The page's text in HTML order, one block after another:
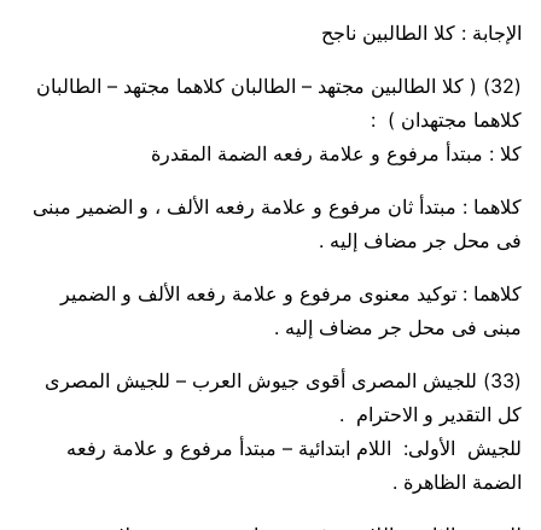
الإجابة : كلا الطالبين ناجح
(32)
( كلا الطالبين مجتهد – الطالبان كلاهما مجتهد – الطالبان
كلاهما مجتهدان ) :
كلا : مبتدأ مرفوع و علامة رفعه الضمة المقدرة
كلاهما : مبتدأ ثان مرفوع و علامة رفعه الألف ، و الضمير مبنى
فى محل جر مضاف إليه .
كلاهما : توكيد معنوى مرفوع و علامة رفعه الألف و الضمير
مبنى فى محل جر مضاف إليه .
(33)
للجيش المصرى أقوى جيوش العرب – للجيش المصرى
كل التقدير و الاحترام .
للجيش الأولى: اللام ابتدائية – مبتدأ مرفوع و علامة رفعه
الضمة الظاهرة .